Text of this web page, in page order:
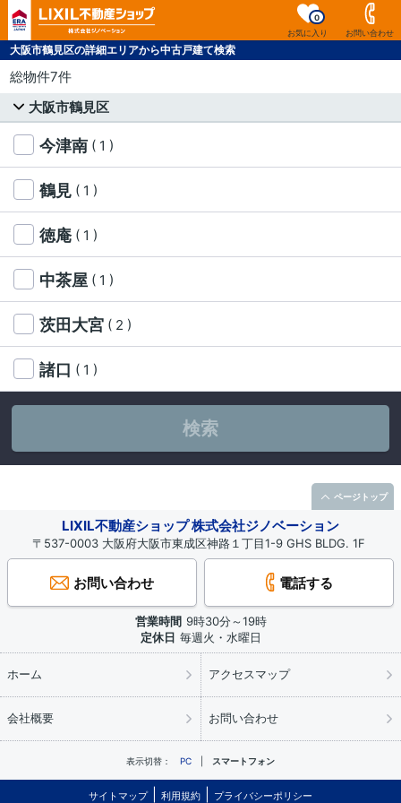
お気に入り
0
お問い合わせ
大阪市鶴見区の詳細エリアから中古戸建て検索
総物件7件
大阪市鶴見区
今津南 ( 1 )
鶴見 ( 1 )
徳庵 ( 1 )
中茶屋 ( 1 )
茨田大宮 ( 2 )
諸口 ( 1 )
検索
LIXIL不動産ショップ 株式会社ジノベーション
〒537-0003 大阪府大阪市東成区神路１丁目1-9 GHS BLDG. 1F
お問い合わせ 電話する
営業時間 9時30分～19時
定休日 毎週火・水曜日
ホーム アクセスマップ
会社概要 お問い合わせ
表示切替： PC スマートフォン
サイトマップ 利用規約 プライバシーポリシー
ページトップ